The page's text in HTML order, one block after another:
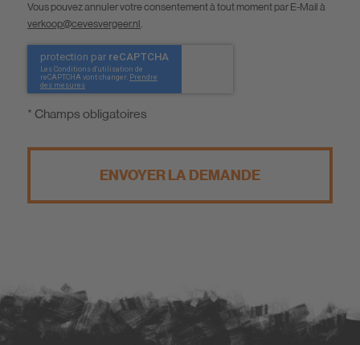
Vous pouvez annuler votre consentement à tout moment par E-Mail à
verkoop@cevesvergeer.nl.
* Champs obligatoires
ENVOYER LA DEMANDE